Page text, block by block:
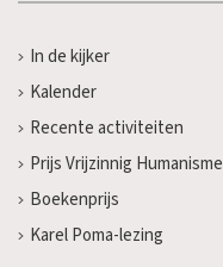
In de kijker
Kalender
Recente activiteiten
Prijs Vrijzinnig Humanisme
Boekenprijs
Karel Poma-lezing